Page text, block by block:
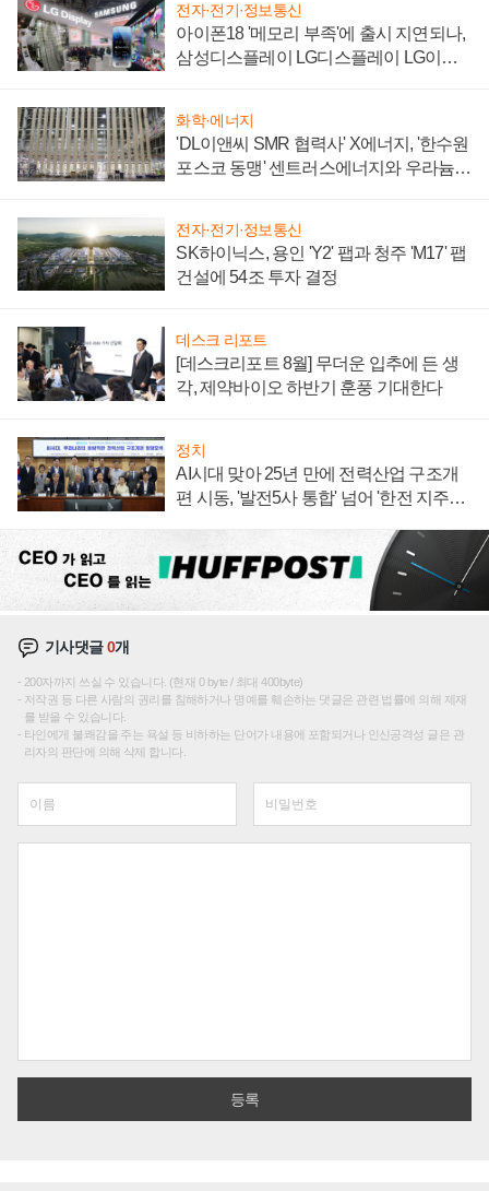
전자·전기·정보통신
아이폰18 '메모리 부족'에 출시 지연되나,
삼성디스플레이 LG디스플레이 LG이노
화학·에너지
'DL이앤씨 SMR 협력사' X에너지, '한수원
포스코 동맹' 센트러스에너지와 우라늄
전자·전기·정보통신
SK하이닉스, 용인 'Y2' 팹과 청주 'M17' 팹
건설에 54조 투자 결정
데스크 리포트
[데스크리포트 8월] 무더운 입추에 든 생
각, 제약바이오 하반기 훈풍 기대한다
정치
AI시대 맞아 25년 만에 전력산업 구조개
편 시동, '발전5사 통합' 넘어 '한전 지주사'
기사댓글0개
200자까지 쓰실 수 있습니다. (현재 0 byte / 최대 400byte)
저작권 등 다른 사람의 권리를 침해하거나 명예를 훼손하는 댓글은 관련 법률에 의해 제재
를 받을 수 있습니다.
타인에게 불쾌감을 주는 욕설 등 비하하는 단어가 내용에 포함되거나 인신공격성 글은 관
리자의 판단에 의해 삭제 합니다.